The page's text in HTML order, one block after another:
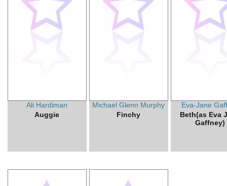
Ali Hardiman
Auggie
Michael Glenn Murphy
Finchy
Eva-Jane
Beth(as Eva
Gaffney)